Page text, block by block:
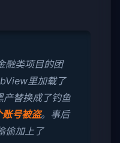
融类项目的团
里加载了
产替换成了钓鱼
号被盗。事后
偷加上了